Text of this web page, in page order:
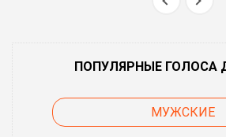
ПОПУЛЯРНЫЕ ГОЛОСА
МУЖСКИЕ